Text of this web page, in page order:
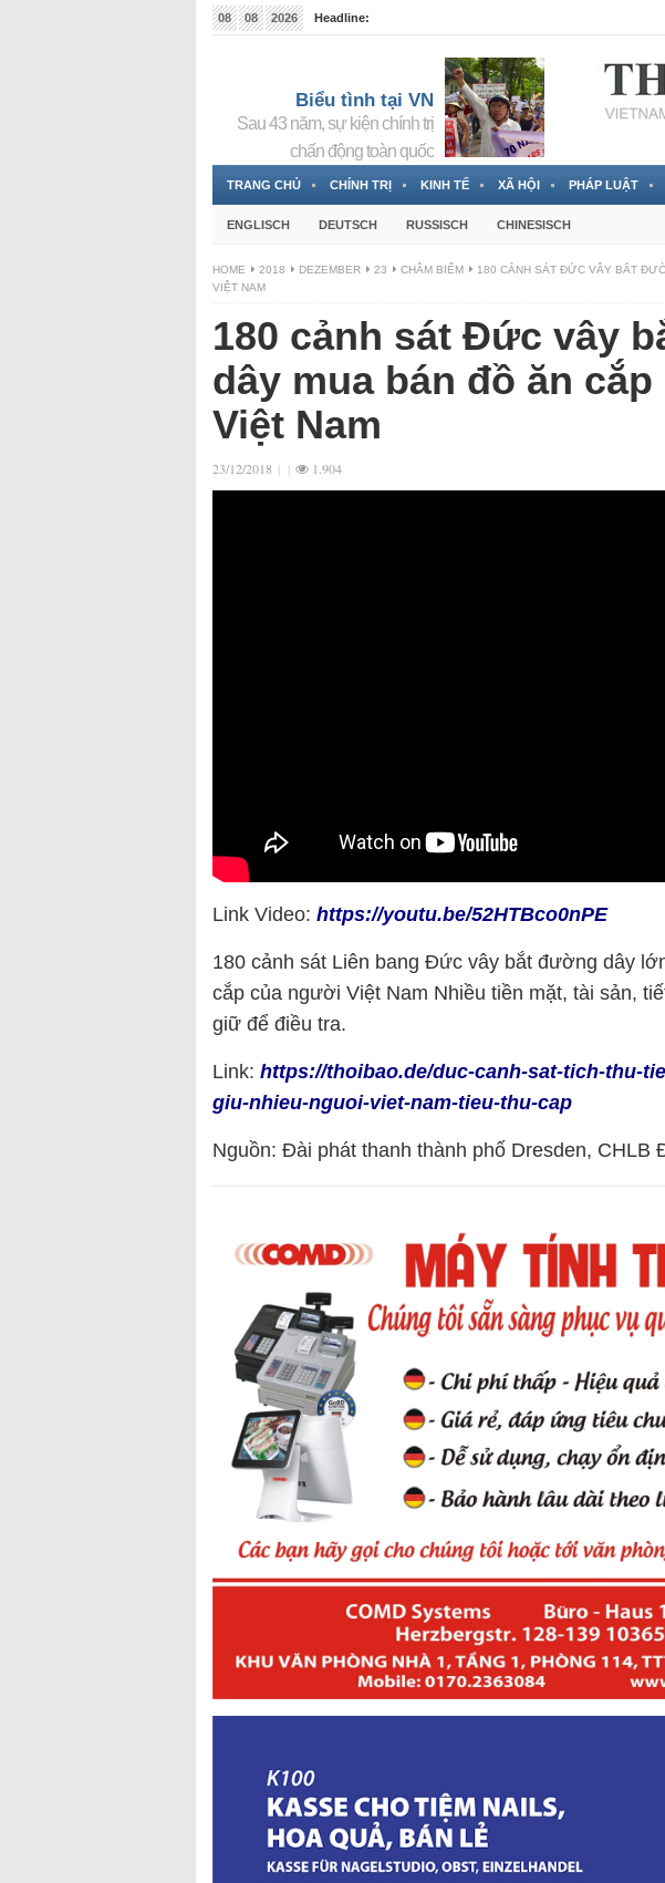
08 08 2026
Headline:
Biểu tình tại VN
Sau 43 năm, sự kiện chính trị
chấn động toàn quốc
TRANG CHỦ CHÍNH TRỊ KINH TẾ XÃ HỘI PHÁP LUẬT
ENGLISCH DEUTSCH RUSSISCH CHINESISCH
HOME 2018 DEZEMBER 23 CHÂM BIẾM
180 CẢNH SÁT ĐỨC VÂY BẮT
VIỆT NAM
180 cảnh sát Đức vây
dây mua bán đồ ăn
Việt Nam
23/12/2018 | | 1.904
Link Video: https://youtu.be/52HTBco0nPE
180 cảnh sát Liên bang Đức vây bắt đường dây
cắp của người Việt Nam Nhiều tiền mặt, tài sản,
giữ để điều tra.
Link: https://thoibao.de/duc-canh-sat-tich-thu-
giu-nhieu-nguoi-viet-nam-tieu-thu-cap
Nguồn: Đài phát thanh thành phố Dresden, CHLB